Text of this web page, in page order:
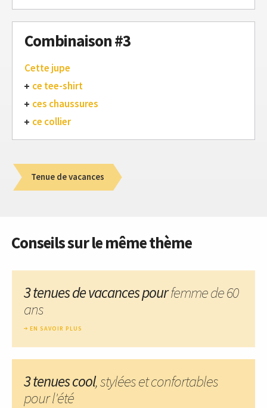
Combinaison #3
Cette jupe
ce tee-shirt
ces chaussures
ce collier
Tenue de vacances
Conseils sur le même thème
3 tenues de vacances pourfemme de 60
ans
EN SAVOIR PLUS
3 tenues cool, stylées et confortables
pour l'été